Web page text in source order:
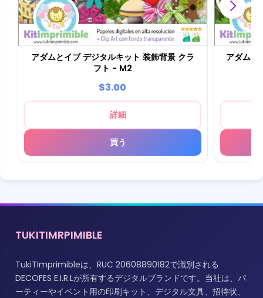
アダムとイブ デジタルキット 装飾背景 クラ
フト - M2
$3.00
詳細
買う
アダムと
TUKITIMRPIMIBLE
TukiTImprimibleは、RUC 20608890182で識別される
DECOFES E.I.R.Lが所有するデジタルブランドです。当社は、パ
ーティーやイベント用の印刷キット、デジタル文具、招待状、